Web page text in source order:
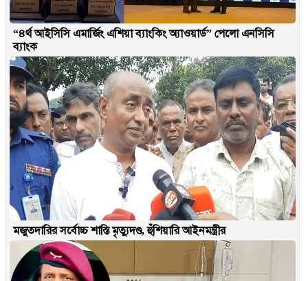
“৪র্থ আইসিসি এমার্জিং এশিয়া ব্যাংকিং অ্যাওয়ার্ড” পেলো এনসিসি
ব্যাংক
মজুতদারির সর্বোচ্চ শাস্তি মৃত্যুদণ্ড, হুঁশিয়ারি আইনমন্ত্রীর